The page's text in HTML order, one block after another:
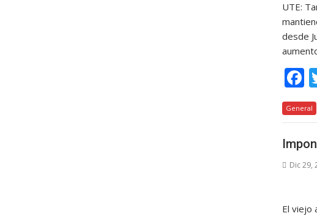
UTE:
desde
F
ac
e
b
o
o
General
Dic 29,
El viejo